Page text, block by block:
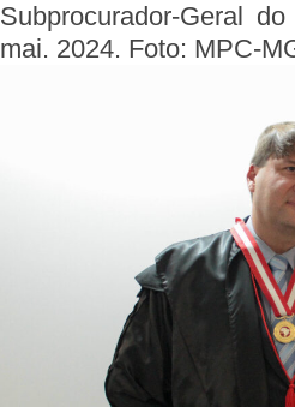
Subprocurador-Geral
mai. 2024. Foto: MPC-